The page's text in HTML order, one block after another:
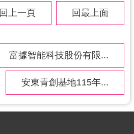
回上一頁 回最上面
富據智能科技股份有限...
安東青創基地115年...